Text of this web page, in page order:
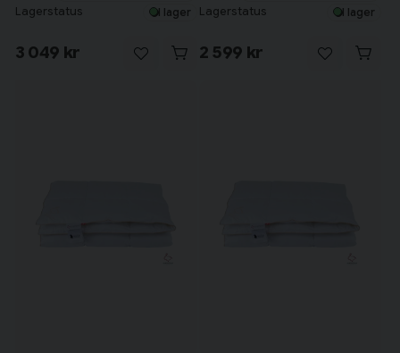
myskanddun
Lagerstatus I lager
3 049 kr
myskanddun
Lagerstatus I lager
2 599 kr